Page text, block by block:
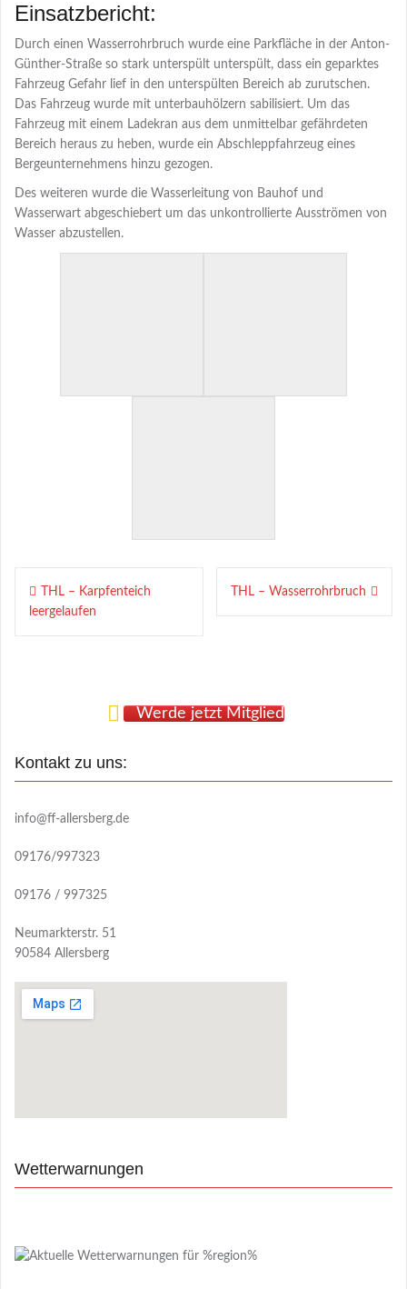
Einsatzbericht:
Durch einen Wasserrohrbruch wurde eine Parkfläche in der Anton-
Günther-Straße so stark unterspült unterspült, dass ein geparktes
Fahrzeug Gefahr lief in den unterspülten Bereich ab zurutschen.
Das Fahrzeug wurde mit unterbauhölzern sabilisiert. Um das
Fahrzeug mit einem Ladekran aus dem unmittelbar gefährdeten
Bereich heraus zu heben, wurde ein Abschleppfahrzeug eines
Bergeunternehmens hinzu gezogen.
Des weiteren wurde die Wasserleitung von Bauhof und
Wasserwart abgeschiebert um das unkontrollierte Ausströmen von
Wasser abzustellen.
Beitragsnavigation
THL – Karpfenteich
leergelaufen
THL – Wasserrohrbruch
Werde jetzt Mitglied
Kontakt zu uns:
info@ff-allersberg.de
09176/997323
09176 / 997325
Neumarkterstr. 51
90584 Allersberg
Wetterwarnungen